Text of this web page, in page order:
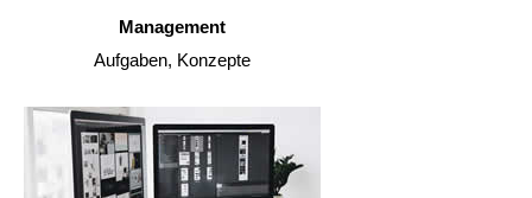
Management
Aufgaben, Konzepte